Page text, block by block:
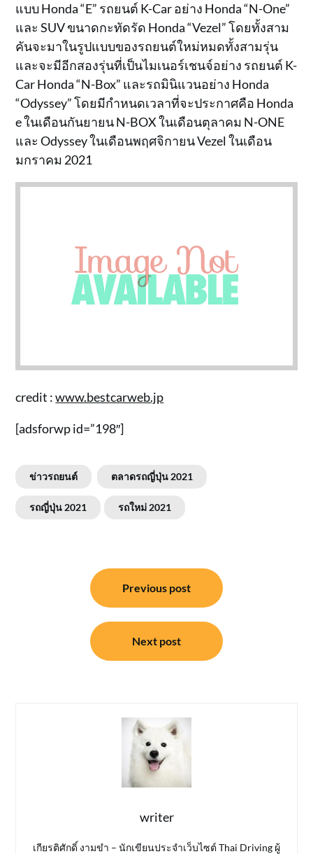
แบบ Honda “E” รถยนต์ K-Car อย่าง Honda “N-One”
และ SUV ขนาดกะทัดรัด Honda “Vezel” โดยทั้งสาม
คันจะมาในรูปแบบของรถยนต์ใหม่หมดทั้งสามรุ่น
และจะมีอีกสองรุ่นที่เป็นไมเนอร์เชนจ์อย่าง รถยนต์ K-
Car Honda “N-Box” และรถมินิแวนอย่าง Honda
“Odyssey” โดยมีกำหนดเวลาที่จะประกาศคือ Honda
e ในเดือนกันยายน N-BOX ในเดือนตุลาคม N-ONE
และ Odyssey ในเดือนพฤศจิกายน Vezel ในเดือน
มกราคม 2021
credit :www.bestcarweb.jp
[adsforwp id=”198″]
ข่าวรถยนต์ ตลาดรถญี่ปุ่น 2021
รถญี่ปุ่น 2021 รถใหม่ 2021
Previous post
Next post
writer
เกียรติศักดิ์ งามขำ – นักเขียนประจำเว็บไซต์ Thai Driving ผู้